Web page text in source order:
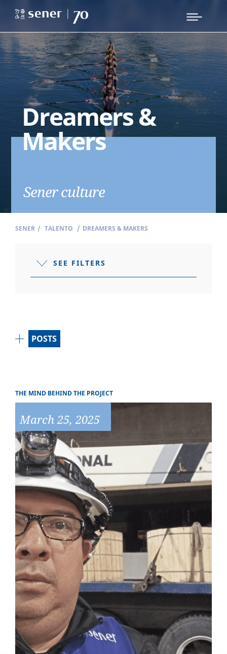
Dreamers &
Makers
Sener culture
SENER / TALENTO / DREAMERS & MAKERS
SEE FILTERS
POSTS
THE MIND BEHIND THE PROJECT
March 25, 2025